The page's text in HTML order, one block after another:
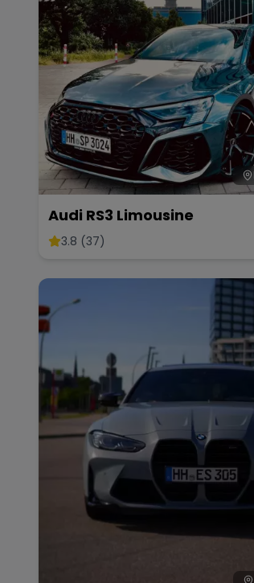
Audi RS3 Limousine
3.8 (37)